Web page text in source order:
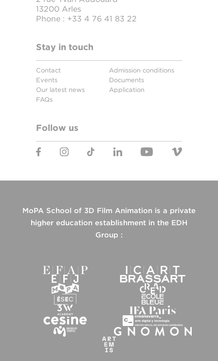
13200 Arles
Phone : +33 4 76 41 83 22
Stay in touch
Contact
Events
Our latest news
FAQs
Admission conditions
Documents
Application
Follow us
MoPA School of 3D Film Animation is a private
higher education establishment in the EDH
Group :